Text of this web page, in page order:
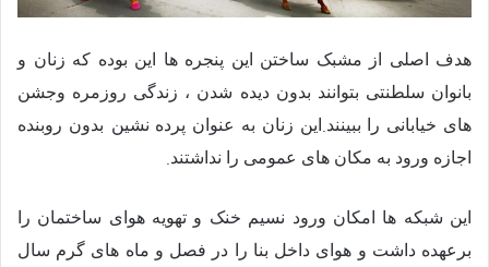
هدف اصلی از مشبک ساختن این پنجره ها این بوده که زنان و
بانوان سلطنتی بتوانند بدون دیده شدن ، زندگی روزمره وجشن
های خیابانی را ببینند. این زنان به عنوان پرده نشین بدون روبنده
اجازه ورود به مکان های عمومی را نداشتند.
این شبکه ها امکان ورود نسیم خنک و تهویه هوای ساختمان را
برعهده داشت و هوای داخل بنا را در فصل و ماه های گرم سال